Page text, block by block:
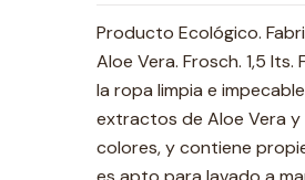
Producto Ecológico.
Aloe Vera. Frosch. 1,5
la ropa limpia e
extractos de Aloe Vera y
colores, y contiene